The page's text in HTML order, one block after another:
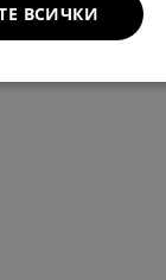
ВСИЧКИ